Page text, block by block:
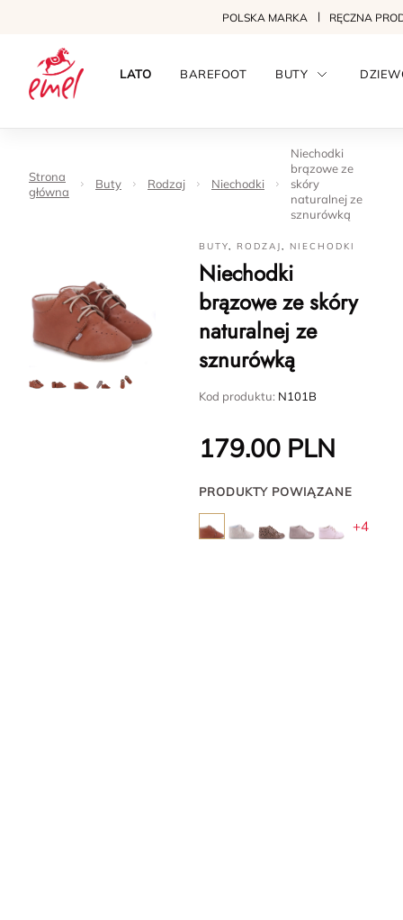
POLSKA MARKA RĘCZNA
LATO BAREFOOT BUTY
Strona
główna
Buty Rodzaj Niechodki
Niechodki
brązowe ze
skóry
naturalnej ze
sznurówką
BUTY, RODZAJ, NIECHODKI
Niechodki
brązowe ze skóry
naturalnej ze
sznurówką
Kod produktu: N101B
179.00 PLN
PRODUKTY POWIĄZANE
+4